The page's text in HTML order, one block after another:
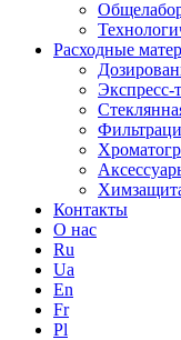
Расходные
Экспресс-
Контакты
О нас
Ru
Ua
En
Fr
Pl